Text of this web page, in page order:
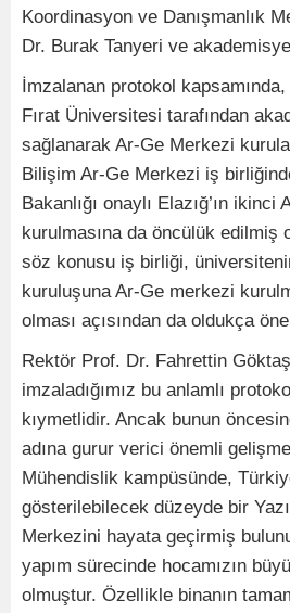
Koordinasyon ve Danışmanlık
Dr. Burak Tanyeri ve
İmzalanan protokol
Fırat Üniversitesi tarafından
sağlanarak Ar-Ge Merkezi
Bilişim Ar-Ge Merkezi iş
Bakanlığı onaylı Elazığ’ın
kurulmasına da öncülük edilmiş
söz konusu iş birliği,
kuruluşuna Ar-Ge merkezi
olması açısından da oldukça
Rektör Prof. Dr. Fahrettin
imzaladığımız bu anlamlı
kıymetlidir. Ancak bunun
adına gurur verici önemli
Mühendislik kampüsünde,
gösterilebilecek düzeyde bir
Merkezini hayata geçirmiş
yapım sürecinde hocamızın
olmuştur. Özellikle binanın